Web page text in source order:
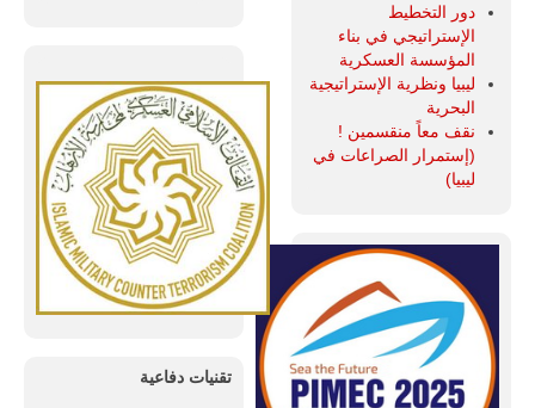
دور التخطيط
الإستراتيجي في بناء
المؤسسة العسكرية
ليبيا ونظرية الإستراتيجية
البحرية
نقف معاً منقسمين !
(إستمرار الصراعات في
ليبيا)
تقنيات دفاعية